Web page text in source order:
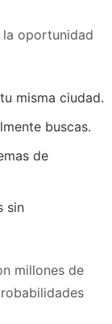
la oportunidad
misma ciudad.
buscas.
de
sin
millones de